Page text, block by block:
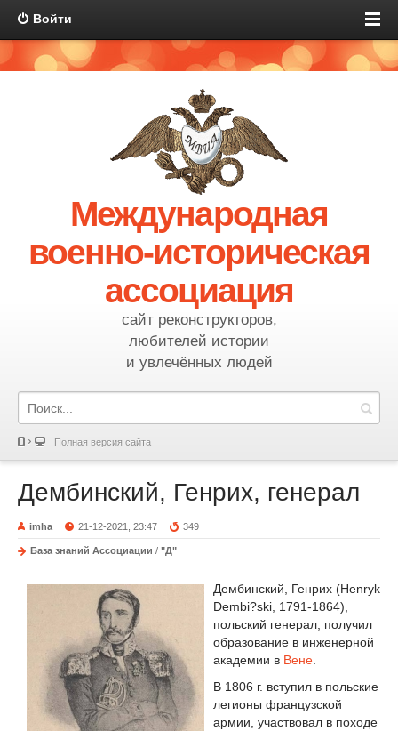
Войти
Международная
военно-историческая
ассоциация
сайт реконструкторов,
любителей истории
и увлечённых людей
Полная версия сайта
Дембинский, Генрих, генерал
imha 21-12-2021, 23:47 349
База знаний Ассоциации / "Д"
Дембинский, Генрих (Henryk
Dembi?ski, 1791-1864),
польский генерал, получил
образование в инженерной
академии в Вене
В 1806 г. вступил в польские
легионы французской
армии, участвовал в походе